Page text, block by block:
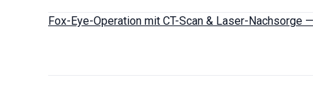
Fox-Eye-Operation mit CT-Scan & Laser-